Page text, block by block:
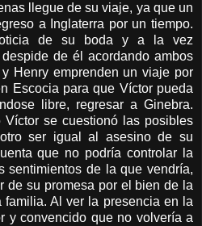
llegue de su viaje, ya que un
a Inglaterra por un tiempo.
de su boda y a la vez
de él acordando ambos
Henry emprenden un viaje por
Escocia para que Víctor pueda
libre, regresar a Ginebra.
Víctor se cuestionó las posibles
ser igual al asesino de su
que no podría controlar la
sentimientos de la que vendría,
de su promesa por el bien de la
familia. Al ver la presencia en la
y convencido que no volvería a